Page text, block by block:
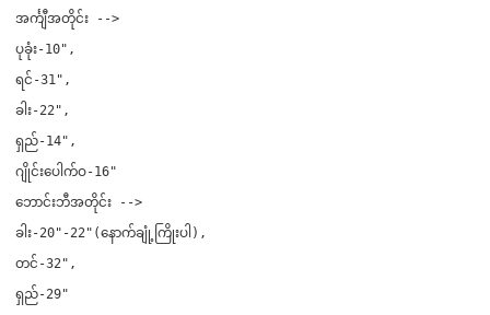
အင်္ကျီအတိုင်း -->
ပုခုံး-10",
ရင်-31",
ခါး-22",
ရှည်-14",
ဂျိုင်းပေါက်ဝ-16"
ဘောင်းဘီအတိုင်း -->
ခါး-20"-22"(နောက်ချုံ့ကြိုးပါ),
တင်-32",
ရှည်-29"